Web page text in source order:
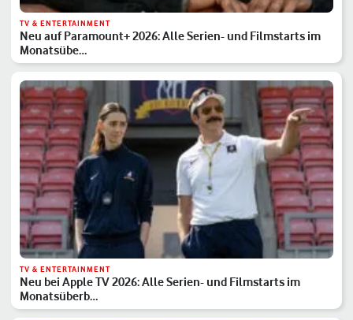
TV & ENTERTAINMENT
Neu auf Paramount+ 2026: Alle Serien- und Filmstarts im
Monatsübe…
TV & ENTERTAINMENT
Neu bei Apple TV 2026: Alle Serien- und Filmstarts im
Monatsüberb…